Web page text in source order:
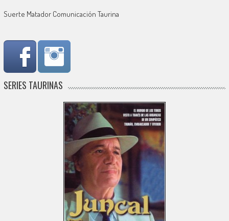
Suerte Matador Comunicación Taurina
SERIES TAURINAS